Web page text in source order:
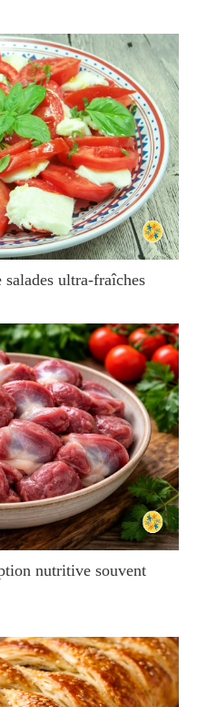
salades ultra-fraîches
nutritive souvent